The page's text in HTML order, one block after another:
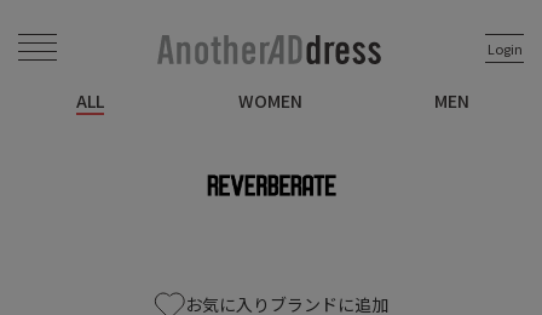
Login
ALL WOMEN MEN
お気に入りブランドに追加